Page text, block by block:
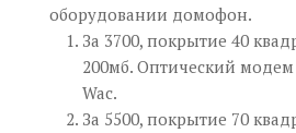
оборудовании домофон.
За 3700, покрытие 40
200мб. Оптический модем
Wac.
За 5500, покрытие 70